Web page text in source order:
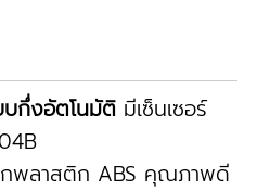
บกึ่งอัตโนมัติ มีเซ็นเซอร์
กพลาสติก ABS คุณภาพดี